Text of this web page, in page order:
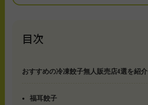
目次
おすすめの冷凍餃子無人販売店4選を紹介
福耳餃子